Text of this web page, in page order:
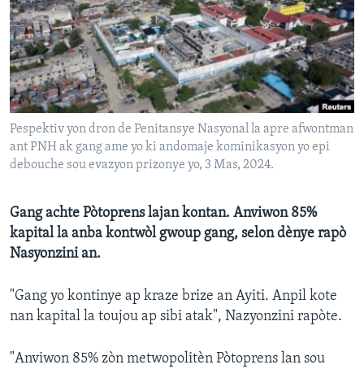
Languages
Pespektiv yon dron de Penitansye Nasyonal la apre afwontman
ant PNH ak gang ame yo ki andomaje kominikasyon yo epi
debouche sou evazyon prizonye yo, 3 Mas, 2024.
Gang achte Pòtoprens lajan kontan. Anviwon 85%
kapital la anba kontwòl gwoup gang, selon dènye rapò
Nasyonzini an.
"Gang yo kontinye ap kraze brize an Ayiti. Anpil kote
nan kapital la toujou ap sibi atak", Nazyonzini rapòte.
"Anviwon 85% zòn metwopolitèn Pòtoprens lan sou